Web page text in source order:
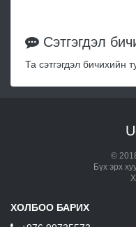
Сэтгэгдэл
Та сэтгэгдэл бичихийн
©
Бүх эрх
ХОЛБОО БАРИХ